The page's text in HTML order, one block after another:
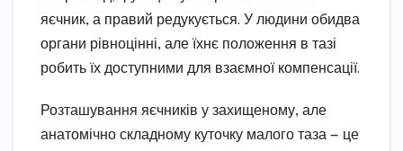
яєчник, а правий редукується. У людини обидва
органи рівноцінні, але їхнє положення в тазі
робить їх доступними для взаємної компенсації.
Розташування яєчників у захищеному, але
анатомічно складному куточку малого таза — це